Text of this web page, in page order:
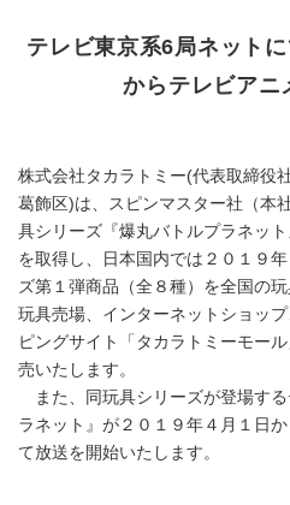
テレビ東京系6局ネット
からテレビアニ
株式会社タカラトミー(代表取締役
葛飾区)は、スピンマスター社（本
具シリーズ『爆丸バトルプラネッ
を取得し、日本国内では２０１９
ズ第１弾商品（全８種）を全国の
玩具売場、インターネットショッ
ピングサイト「タカラトミーモー
売いたします。
また、同玩具シリーズが登場す
ラネット』が２０１９年４月１日
て放送を開始いたします。